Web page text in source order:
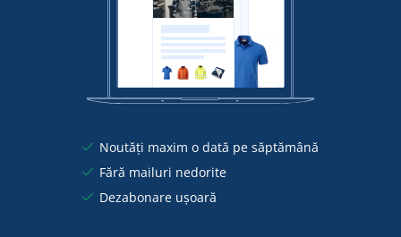
Noutăți maxim o dată pe săptămână
Fără mailuri nedorite
Dezabonare ușoară